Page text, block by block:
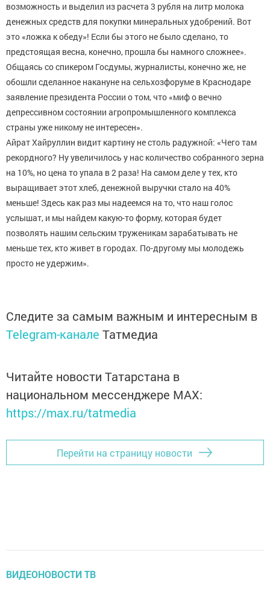
возможность и выделил из расчета 3 рубля на литр молока
денежных средств для покупки минеральных удобрений. Вот
это «ложка к обеду»! Если бы этого не было сделано, то
предстоящая весна, конечно, прошла бы намного сложнее».
Общаясь со спикером Госдумы, журналисты, конечно же, не
обошли сделанное накануне на сельхозфоруме в Краснодаре
заявление президента России о том, что «миф о вечно
депрессивном состоянии агропромышленного комплекса
страны уже никому не интересен».
Айрат Хайруллин видит картину не столь радужной: «Чего там
рекордного? Ну увеличилось у нас количество собранного зерна
на 10%, но цена то упала в 2 раза! На самом деле у тех, кто
выращивает этот хлеб, денежной выручки стало на 40%
меньше! Здесь как раз мы надеемся на то, что наш голос
услышат, и мы найдем какую-то форму, которая будет
позволять нашим сельским труженикам зарабатывать не
меньше тех, кто живет в городах. По-другому мы молодежь
просто не удержим».
Следите за самым важным и интересным в
Telegram-канале Татмедиа
Читайте новости Татарстана в
национальном мессенджере MАХ:
https://max.ru/tatmedia
Перейти на страницу новости
ВИДЕОНОВОСТИ ТВ